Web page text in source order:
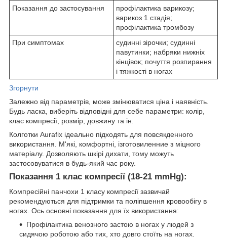
Показання до застосування
профілактика варикозу;
варикоз 1 стадія;
профілактика тромбозу
При симптомах
судинні зірочки; судинні
павутинки; набряки нижніх
кінцівок; почуття розпирання
і тяжкості в ногах
Згорнути
Залежно від параметрів, може змінюватися ціна і наявність.
Будь ласка, виберіть відповідні для себе параметри: колір,
клас компресії, розмір, довжину та ін.
Колготки Aurafix ідеально підходять для повсякденного
використання. М'які, комфортні, ізготовиленние з міцного
матеріалу. Дозволяють шкірі дихати, тому можуть
застосовуватися в будь-який час року.
Показання 1 клас компресії (18-21 mmHg):
Компресійні панчохи 1 класу компресії зазвичай
рекомендуються для підтримки та поліпшення кровообігу в
ногах. Ось основні показання для їх використання:
Профілактика венозного застою в ногах у людей з
сидячою роботою або тих, хто довго стоїть на ногах.